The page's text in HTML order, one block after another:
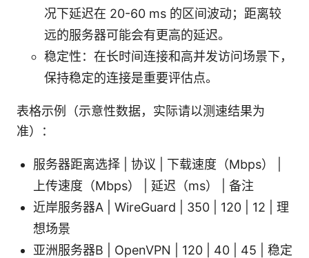
况下延迟在 20-60 ms 的区间波动；距离较
远的服务器可能会有更高的延迟。
稳定性：在长时间连接和高并发访问场景下，
保持稳定的连接是重要评估点。
表格示例（示意性数据，实际请以测速结果为
准）：
服务器距离选择 | 协议 | 下载速度（Mbps） |
上传速度（Mbps） | 延迟（ms） | 备注
近岸服务器A | WireGuard | 350 | 120 | 12 | 理
想场景
亚洲服务器B | OpenVPN | 120 | 40 | 45 | 稳定